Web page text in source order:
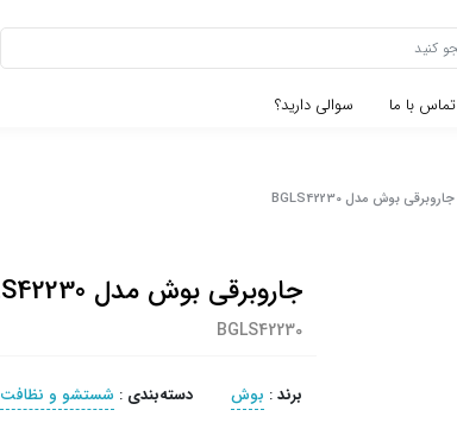
تماس با ما سوالی دارید؟
جاروبرقی بوش مدل BGLS42230
جاروبرقی بوش مدل BGLS42230
BGLS42230
برند: بوش دسته‌بندی : شستشو و نظافت